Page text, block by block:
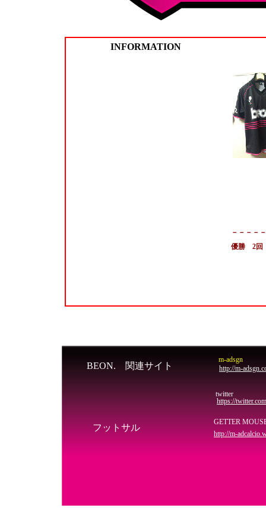
http://m-
GETTER
フットサル
BEON. 関連サイト
INFORMATION
m-adsgn
http://m-
－－－－
優勝 2回
https://
twitter